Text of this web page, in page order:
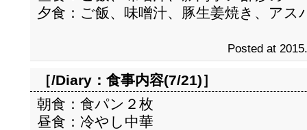
夕食：ご飯、味噌汁、豚生姜焼き、アス
Posted at
［/Diary： 食事内容(7/21)］
朝食：食パン２枚
昼食：冷やし中華